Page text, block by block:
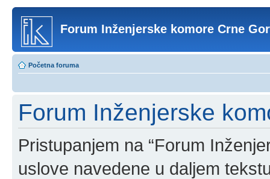
Forum Inženjerske komore Crne
Početna foruma
Forum Inženjerske
Pristupanjem na “Forum
uslove navedene u daljem